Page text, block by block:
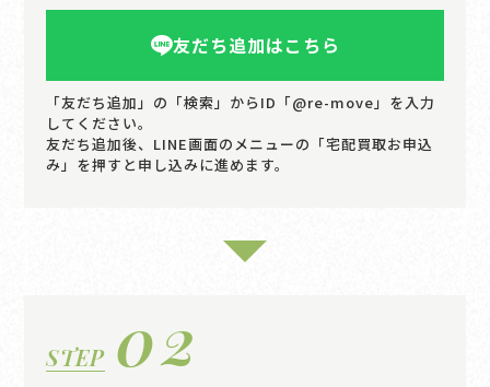
友だち追加はこちら
「友だち追加」の「検索」からID「@re-move」を入力
してください。
友だち追加後、LINE画面のメニューの「宅配買取お申込
み」を押すと申し込みに進めます。
STEP 02